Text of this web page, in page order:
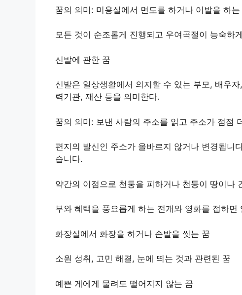
꿈의 의미: 미용실에서 면도를 하거나 이발을 하는
모든 것이 순조롭게 진행되고 우여곡절이 능숙하
신발에 관한 꿈
신발은 일상생활에서 의지할 수 있는 부모, 배우
력기관, 재산 등을 의미한다.
꿈의 의미: 보낸 사람의 주소를 읽고 주소가 점점
편지의 발신인 주소가 올바르지 않거나 변경됩니
습니다.
약간의 이점으로 천둥을 피하거나 천둥이 땅이나
부와 혜택을 풍요롭게 하는 전개와 영화를 접하면
화장실에서 화장을 하거나 손발을 씻는 꿈
소원 성취, 고민 해결, 눈에 띄는 것과 관련된 꿈
예쁜 게에게 물려도 떨어지지 않는 꿈